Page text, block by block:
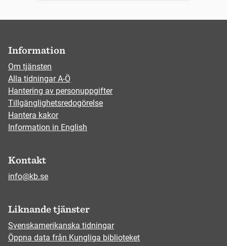
Information
Om tjänsten
Alla tidningar A-Ö
Hantering av personuppgifter
Tillgänglighetsredogörelse
Hantera kakor
Information in English
Kontakt
info@kb.se
Liknande tjänster
Svenskamerikanska tidningar
Öppna data från Kungliga biblioteket